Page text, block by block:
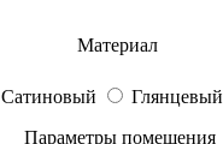
Материал
Сатиновый
Глянцевый
Параметры помещения